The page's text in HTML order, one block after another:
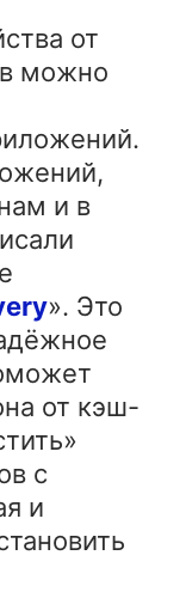
от
можно
и в
». Это
от кэш-
с
и